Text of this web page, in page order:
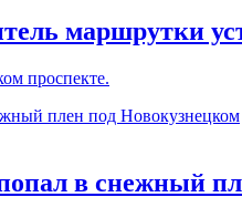
маршрутки
проспекте.
в снежный